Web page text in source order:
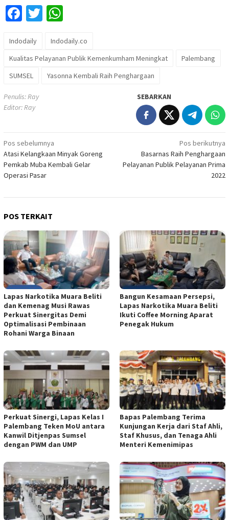
Facebook
Twitter
Indodaily
Indodaily.co
Kualitas Pelayanan Publik Kemenkumham Meningkat
Palembang
SUMSEL
Yasonna Kembali Raih Penghargaan
Penulis: Ray
Editor: Ray
SEBARKAN
Navigasi
pos
Pos sebelumnya
Atasi Kelangkaan Minyak Goreng
Pemkab Muba Kembali Gelar
Operasi Pasar
Pos berikutnya
Basarnas Raih Penghargaan
Pelayanan Publik Pelayanan Prima
2022
POS TERKAIT
Lapas Narkotika Muara Beliti
dan Kemenag Musi Rawas
Perkuat Sinergitas Demi
Optimalisasi Pembinaan
Rohani Warga Binaan
Bangun Kesamaan Persepsi,
Lapas Narkotika Muara Beliti
Ikuti Coffee Morning Aparat
Penegak Hukum
Perkuat Sinergi, Lapas Kelas I
Palembang Teken MoU antara
Kanwil Ditjenpas Sumsel
dengan PWM dan UMP
Bapas Palembang Terima
Kunjungan Kerja dari Staf Ahli,
Staf Khusus, dan Tenaga Ahli
Menteri Kemenimipas